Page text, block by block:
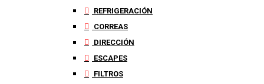
REFRIGERACIÓN
CORREAS
DIRECCIÓN
ESCAPES
FILTROS